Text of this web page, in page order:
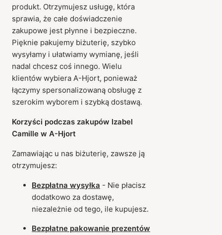
produkt. Otrzymujesz usługę, która
sprawia, że całe doświadczenie
zakupowe jest płynne i bezpieczne.
Pięknie pakujemy biżuterię, szybko
wysyłamy i ułatwiamy wymianę, jeśli
nadal chcesz coś innego. Wielu
klientów wybiera A-Hjort, ponieważ
łączymy spersonalizowaną obsługę z
szerokim wyborem i szybką dostawą.
Korzyści podczas zakupów Izabel
Camille w A-Hjort
Zamawiając u nas biżuterię, zawsze ją
otrzymujesz:
Bezpłatna wysyłka - Nie płacisz
dodatkowo za dostawę,
niezależnie od tego, ile kupujesz.
Bezpłatne pakowanie prezentów